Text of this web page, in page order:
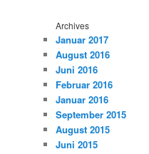
Archives
Januar 2017
August 2016
Juni 2016
Februar 2016
Januar 2016
September 2015
August 2015
Juni 2015